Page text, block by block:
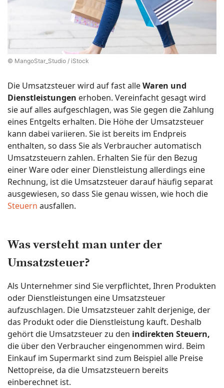
© MangoStar_Studio / iStock
Die Umsatzsteuer wird auf fast alleWaren und
Dienstleistungen erhoben. Vereinfacht gesagt wird
sie auf alles aufgeschlagen, was Sie gegen die Zahlung
eines Entgelts erhalten. Die Höhe der Umsatzsteuer
kann dabei variieren. Sie ist bereits im Endpreis
enthalten, so dass Sie als Verbraucher automatisch
Umsatzsteuern zahlen. Erhalten Sie für den Bezug
einer Ware oder einer Dienstleistung allerdings eine
Rechnung, ist die Umsatzsteuer darauf häufig separat
ausgewiesen, so dass Sie genau wissen, wie hoch die
Steuern ausfallen.
Was versteht man unter der
Umsatzsteuer?
Als Unternehmer sind Sie verpflichtet, Ihren Produkten
oder Dienstleistungen eine Umsatzsteuer
aufzuschlagen. Die Umsatzsteuer zahlt derjenige, der
das Produkt oder die Dienstleistung kauft. Deshalb
gehört die Umsatzsteuer zu den indirekten Steuern,
die über den Verbraucher eingenommen wird. Beim
Einkauf im Supermarkt sind zum Beispiel alle Preise
Nettopreise, da die Umsatzsteuern bereits
einberechnet ist.